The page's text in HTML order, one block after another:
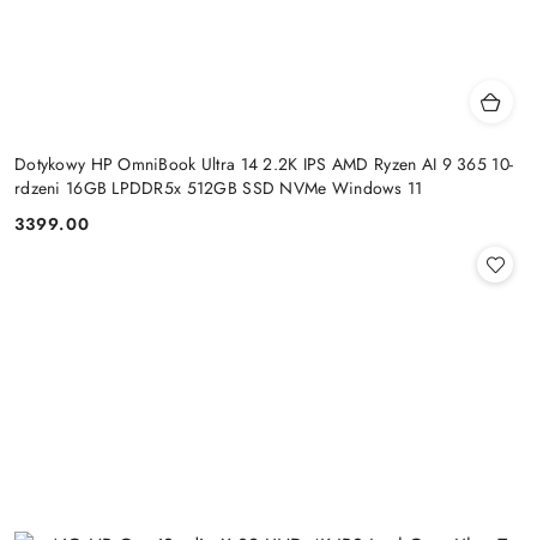
Dotykowy HP OmniBook Ultra 14 2.2K IPS AMD Ryzen AI 9 365 10-
rdzeni 16GB LPDDR5x 512GB SSD NVMe Windows 11
Cena:
3399.00